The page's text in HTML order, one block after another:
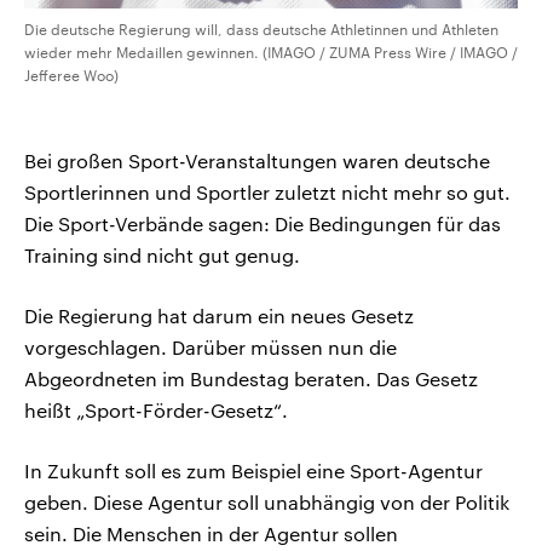
Die deutsche Regierung will, dass deutsche Athletinnen und Athleten
wieder mehr Medaillen gewinnen. (IMAGO / ZUMA Press Wire / IMAGO /
Jefferee Woo)
Bei großen Sport-Veranstaltungen waren deutsche
Sportlerinnen und Sportler zuletzt nicht mehr so gut.
Die Sport-Verbände sagen: Die Bedingungen für das
Training sind nicht gut genug.
Die Regierung hat darum ein neues Gesetz
vorgeschlagen. Darüber müssen nun die
Abgeordneten im Bundestag beraten. Das Gesetz
heißt „Sport-Förder-Gesetz“.
In Zukunft soll es zum Beispiel eine Sport-Agentur
geben. Diese Agentur soll unabhängig von der Politik
sein. Die Menschen in der Agentur sollen